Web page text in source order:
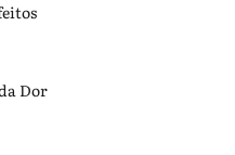
Dor